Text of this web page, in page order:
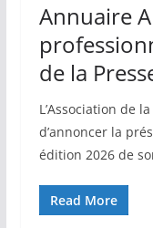
Annuaire
de la
L’Association de
d’annoncer la
édition 2026 de
Read More